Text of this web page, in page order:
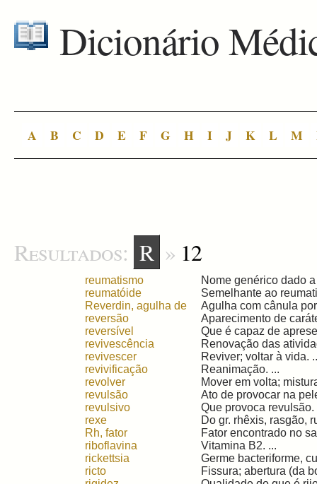
Dicionário
A B C D E F G H I J K L M
Resultados: R » 12
reumatismo
Nome genérico dado
reumatóide
Semelhante ao
Reverdin, agulha de
Agulha com cânula
reversão
Aparecimento de
reversível
Que é capaz de
revivescência
Renovação das
revivescer
Reviver; voltar à vida.
revivificação
Reanimação. ...
revolver
Mover em volta;
revulsão
Ato de provocar na
revulsivo
Que provoca revulsão.
rexe
Do gr. rhêxis, rasgão,
Rh, fator
Fator encontrado no
riboflavina
Vitamina B2. ...
rickettsia
Germe bacteriforme,
ricto
Fissura; abertura (da